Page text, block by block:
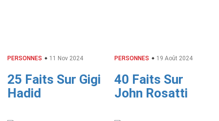
PERSONNES 11 Nov 2024
25 Faits Sur Gigi
Hadid
PERSONNES 19 Août 2024
40 Faits Sur
John Rosatti